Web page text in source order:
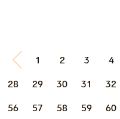
1 2 3 4
28 29 30 31 32
56 57 58 59 60